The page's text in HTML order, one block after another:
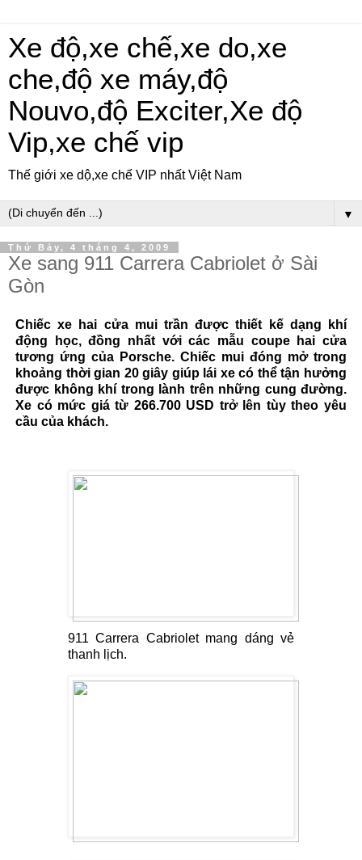
Xe độ,xe chế,xe do,xe
che,độ xe máy,độ
Nouvo,độ Exciter,Xe độ
Vip,xe chế vip
Thế giới xe dộ,xe chế VIP nhất Việt Nam
▼
Thứ Bảy, 4 tháng 4, 2009
Xe sang 911 Carrera Cabriolet ở Sài
Gòn
Chiếc xe hai cửa mui trần được thiết kế dạng khí
động học, đồng nhất với các mẫu coupe hai cửa
tương ứng của Porsche. Chiếc mui đóng mở trong
khoảng thời gian 20 giây giúp lái xe có thể tận hưởng
được không khí trong lành trên những cung đường.
Xe có mức giá từ 266.700 USD trở lên tùy theo yêu
cầu của khách.
911 Carrera Cabriolet mang dáng vẻ
thanh lịch.